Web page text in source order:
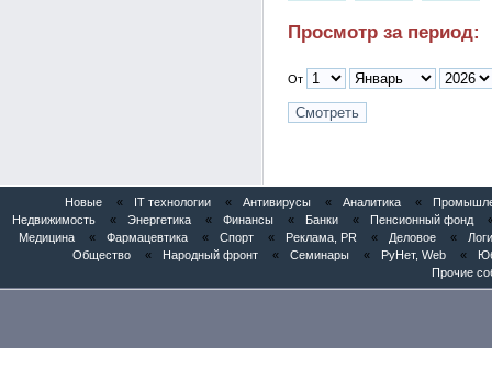
Просмотр за период:
От
Новые « IT технологии « Антивирусы « Аналитика «
Недвижимость
« Энергетика « Финансы « Банки « Пенсионный фонд
Медицина
« Фармацевтика « Спорт « Реклама, PR « Деловое «
Общество
« Народный фронт « Семинары « РуНет, Web «
Прочие